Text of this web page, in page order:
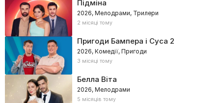
Підміна
2026, Мелодрами, Трилери
2 місяці тому
Пригоди Бампера і Суса 2
2026, Комедії, Пригоди
3 місяці тому
Белла Віта
2026, Мелодрами
5 місяців тому